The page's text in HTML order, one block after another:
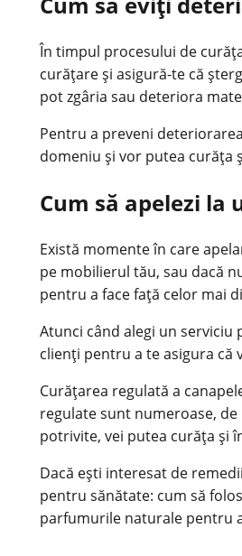
În timpul procesului de
curățare și asigură-te că
pot zgâria sau deteriora
Pentru a preveni
domeniu și vor putea curăța
Cum să apelezi
Există momente în care
pe mobilierul tău, sau dacă
pentru a face față celor mai
Atunci când alegi un
clienți pentru a te asigura că
Curățarea regulată a
regulate sunt numeroase,
potrivite, vei putea curăța și
Dacă ești interesat de
pentru sănătate: cum să
parfumurile naturale pentru